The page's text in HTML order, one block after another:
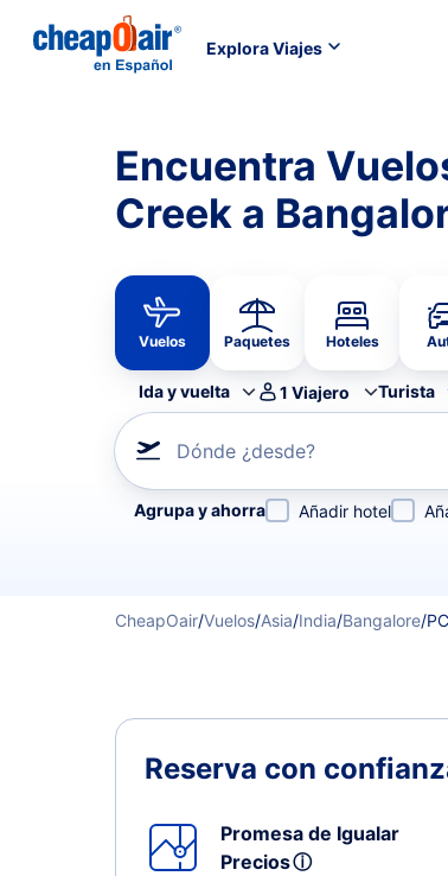
Explora Viajes
Encuentra
Creek a
Vuelos Paquetes Hoteles
Ida y vuelta 1 Viajero Turista
Dónde ¿desde?
Refina tu búsqueda por aerolínea, por
Agrupa y ahorra Añadir hotel
CheapOair/Vuelos/Asia/India/Bangalore/
Reserva con
Promesa de Igualar
Preciosⓘ